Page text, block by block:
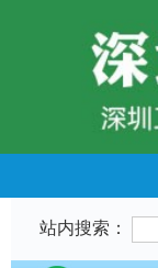
站内搜索：